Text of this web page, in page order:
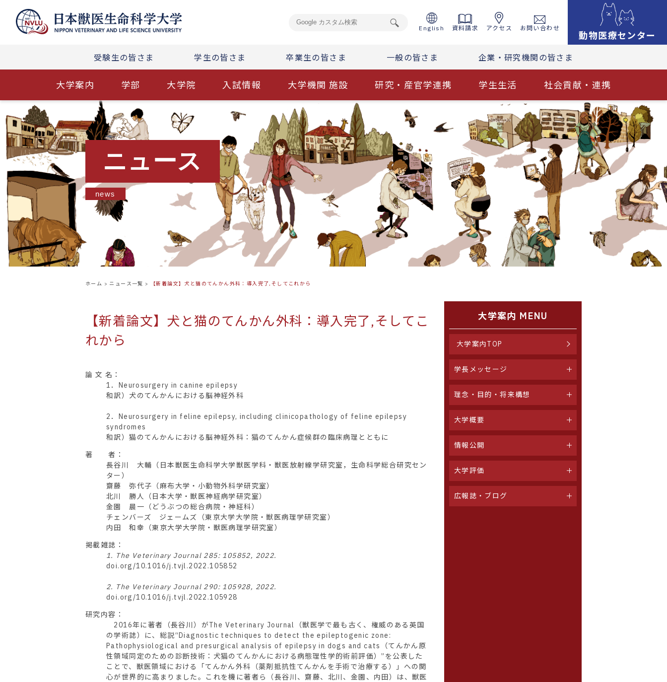
English 資料請求 アクセス お問い合わせ
動物医療センター
受験生の皆さま 学生の皆さま 卒業生の皆さま 一般の皆さま 企業・研究機関の皆さま
大学案内 学部 大学院 入試情報 大学機関 施設 研究・産官学連携 学生生活 社会貢献・連携
ニュース
news
ホーム > ニュース一覧 > 【新着論文】犬と猫のてんかん外科：導入完了,そしてこれから
【新着論文】犬と猫のてんかん外科：導入完了,そしてこ
れから
論 文 名：
1．Neurosurgery in canine epilepsy
和訳）犬のてんかんにおける脳神経外科
2．Neurosurgery in feline epilepsy, including clinicopathology of feline epilepsy
syndromes
和訳）猫のてんかんにおける脳神経外科：猫のてんかん症候群の臨床病理とともに
著 者：
長谷川 大輔（日本獣医生命科学大学獣医学科・獣医放射線学研究室，生命科学総合研究セン
ター）
齋藤 弥代子（麻布大学・小動物外科学研究室）
北川 勝人（日本大学・獣医神経病学研究室）
金園 晨一（どうぶつの総合病院・神経科）
チェンバーズ ジェームズ（東京大学大学院・獣医病理学研究室）
内田 和幸（東京大学大学院・獣医病理学研究室）
掲載雑誌：
1. The Veterinary Journal 285: 105852, 2022.
doi.org/10.1016/j.tvjl.2022.105852
2. The Veterinary Journal 290: 105928, 2022.
doi.org/10.1016/j.tvjl.2022.105928
研究内容：
2016年に著者（長谷川）がThe Veterinary Journal（獣医学で最も古く、権威のある英国
の学術誌）に、総説“Diagnostic techniques to detect the epileptogenic zone:
Pathophysiological and presurgical analysis of epilepsy in dogs and cats（てんかん原
性領域同定のための診断技術：犬猫のてんかんにおける病態理性学的術前評価）”を公表した
ことで、獣医領域における「てんかん外科（薬剤抵抗性てんかんを手術で治療する）」への関
心が世界的に高まりました。これを機に著者ら（長谷川、齋藤、北川、金園、内田）は、獣医
大学案内 MENU
大学案内TOP
学長メッセージ
理念・目的・将来構想
大学概要
情報公開
大学評価
広報誌・ブログ